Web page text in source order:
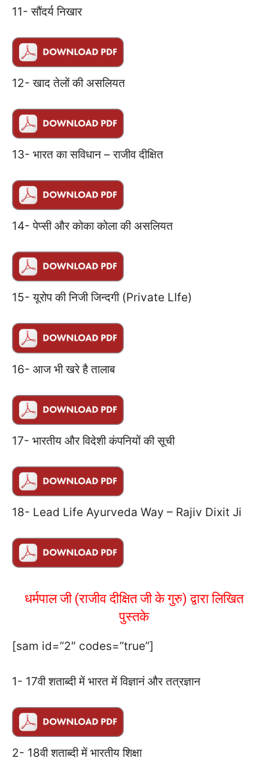
11- सौंदर्य निखार
12- खाद तेलों की असलियत
13- भारत का सविधान – राजीव दीक्षित
14- पेप्सी और कोका कोला की असलियत
15- यूरोप की निजी जिन्दगी (Private LIfe)
16- आज भी खरे है तालाब
17- भारतीय और विदेशी कंपनियों की सूची
18- Lead Life Ayurveda Way – Rajiv Dixit Ji
धर्मपाल जी (राजीव दीक्षित जी के गुरु) द्वारा लिखित
पुस्तके
[sam id=”2″ codes=”true”]
1- 17वी शताब्दी में भारत में विज्ञानं और तत्रज्ञान
2- 18वी शताब्दी में भारतीय शिक्षा